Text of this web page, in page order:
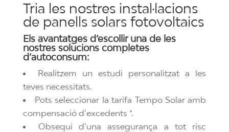
Tria les nostres instal·lacions
de panells solars fotovoltaics
Els avantatges d’escollir una de les
nostres solucions completes
d’autoconsum:
Realitzem un estudi personalitzat a les
teves necessitats.
Pots seleccionar la tarifa Tempo Solar amb
compensació d’excedents *.
Obsequi d’una assegurança a tot risc